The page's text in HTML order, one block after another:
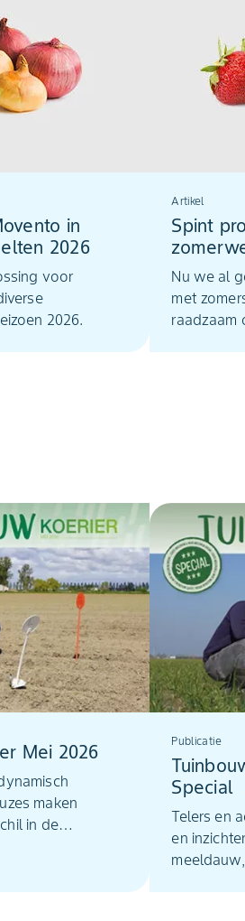
in
2026
voor
2026.
Artikel
Spint
Nu we al
met
raadzaam
Mei 2026
maken
in de
tot praktijk.
Publicatie
Special
Telers en
en